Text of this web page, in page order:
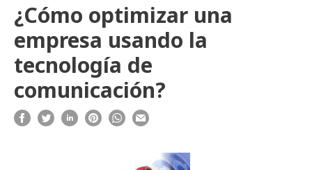
¿Cómo optimizar una
empresa usando la
tecnología de
comunicación?